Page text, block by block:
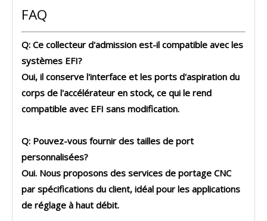
FAQ
Q: Ce collecteur d'admission est-il compatible avec les
systèmes EFI?
Oui, il conserve l'interface et les ports d'aspiration du
corps de l'accélérateur en stock, ce qui le rend
compatible avec EFI sans modification.
Q: Pouvez-vous fournir des tailles de port
personnalisées?
Oui. Nous proposons des services de portage CNC
par spécifications du client, idéal pour les applications
de réglage à haut débit.